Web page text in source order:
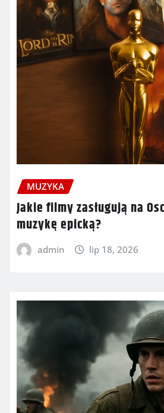
MUZYKA
Jakie filmy zasługują na
muzykę epicką?
admin lip 18, 2026